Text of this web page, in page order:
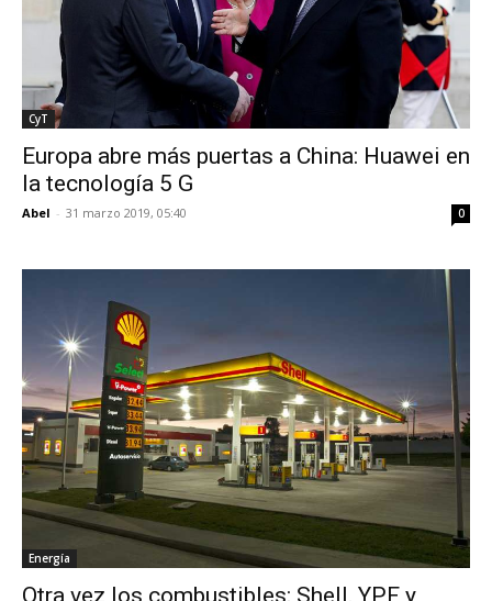
CyT
Europa abre más puertas a China: Huawei en
la tecnología 5 G
Abel - 31 marzo 2019, 05:40 0
Energía
Otra vez los combustibles: Shell, YPF y